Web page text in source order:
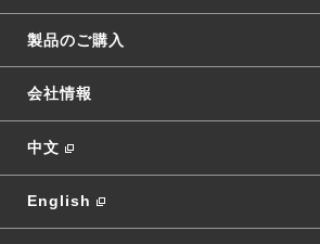
製品のご購入
会社情報
中文
English